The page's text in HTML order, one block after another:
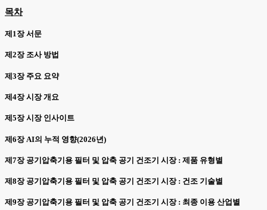
목차
제1장 서문
제2장 조사 방법
제3장 주요 요약
제4장 시장 개요
제5장 시장 인사이트
제6장 AI의 누적 영향(2026년)
제7장 공기압축기용 필터 및 압축 공기 건조기 시장 : 제품 유형별
제8장 공기압축기용 필터 및 압축 공기 건조기 시장 : 건조 기술별
제9장 공기압축기용 필터 및 압축 공기 건조기 시장 : 최종 이용 산업별